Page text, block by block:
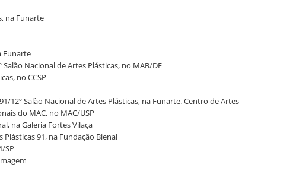
na Funarte
Funarte
Salão Nacional de Artes Plásticas, no MAB/DF
no CCSP
12º Salão Nacional de Artes Plásticas, na Funarte. Centro de Artes
do MAC, no MAC/USP
na Galeria Fortes Vilaça
Plásticas 91, na Fundação Bienal
SP